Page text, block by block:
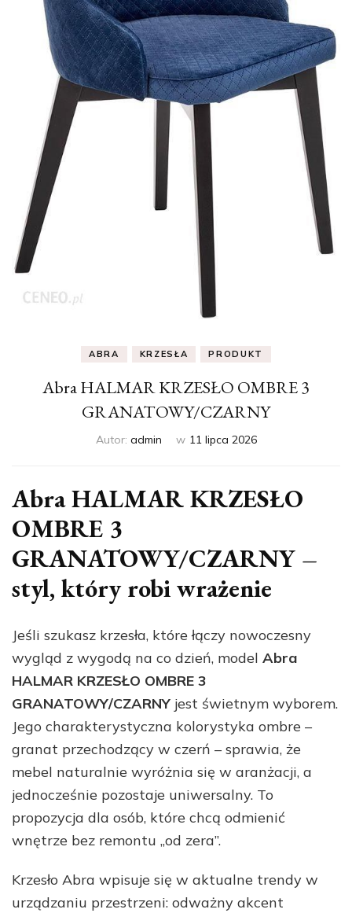
ABRA KRZESŁA PRODUKT
Abra HALMAR KRZESŁO OMBRE 3
GRANATOWY/CZARNY
Autor: admin w 11 lipca 2026
Abra HALMAR KRZESŁO
OMBRE 3
GRANATOWY/CZARNY –
styl, który robi wrażenie
Jeśli szukasz krzesła, które łączy nowoczesny
wygląd z wygodą na co dzień, model Abra
HALMAR KRZESŁO OMBRE 3
GRANATOWY/CZARNY jest świetnym wyborem.
Jego charakterystyczna kolorystyka ombre –
granat przechodzący w czerń – sprawia, że
mebel naturalnie wyróżnia się w aranżacji, a
jednocześnie pozostaje uniwersalny. To
propozycja dla osób, które chcą odmienić
wnętrze bez remontu „od zera”.
Krzesło Abra wpisuje się w aktualne trendy w
urządzaniu przestrzeni: odważny akcent